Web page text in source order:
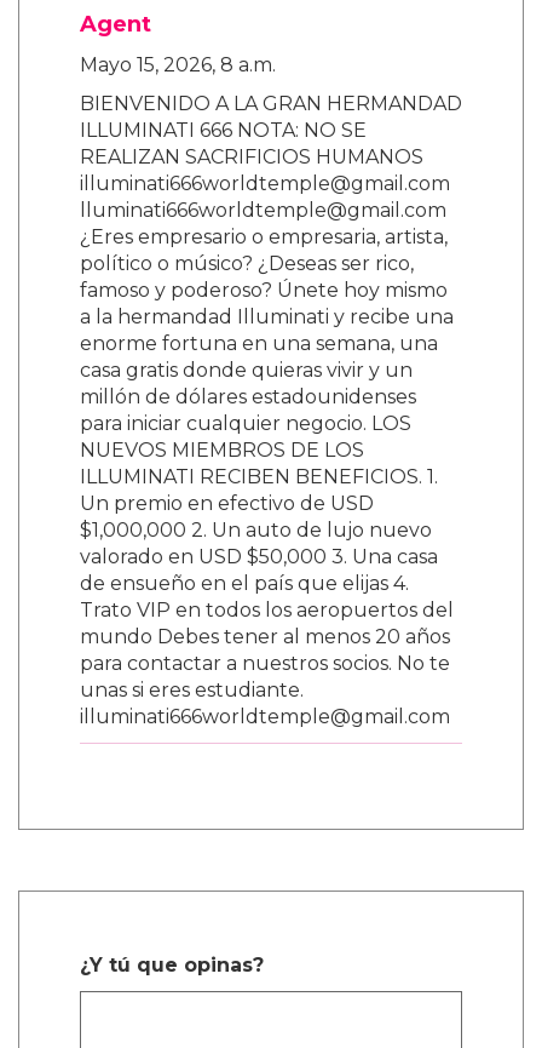
Agent
Mayo 15, 2026, 8 a.m.
BIENVENIDO A LA GRAN HERMANDAD
ILLUMINATI 666 NOTA: NO SE
REALIZAN SACRIFICIOS HUMANOS
illuminati666worldtemple@gmail.com
lluminati666worldtemple@gmail.com
¿Eres empresario o empresaria, artista,
político o músico? ¿Deseas ser rico,
famoso y poderoso? Únete hoy mismo
a la hermandad Illuminati y recibe una
enorme fortuna en una semana, una
casa gratis donde quieras vivir y un
millón de dólares estadounidenses
para iniciar cualquier negocio. LOS
NUEVOS MIEMBROS DE LOS
ILLUMINATI RECIBEN BENEFICIOS. 1.
Un premio en efectivo de USD
$1,000,000 2. Un auto de lujo nuevo
valorado en USD $50,000 3. Una casa
de ensueño en el país que elijas 4.
Trato VIP en todos los aeropuertos del
mundo Debes tener al menos 20 años
para contactar a nuestros socios. No te
unas si eres estudiante.
illuminati666worldtemple@gmail.com
¿Y tú que opinas?